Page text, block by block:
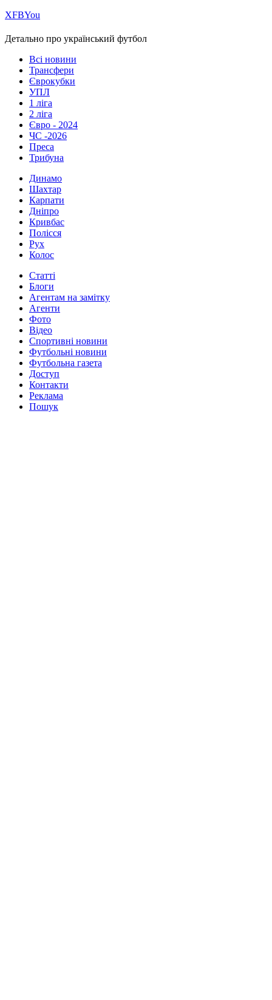
ХFBYou
Детально про український футбол
Всі новини
Трансфери
Єврокубки
УПЛ
1 ліга
2 ліга
Євро - 2024
ЧС -2026
Преса
Трибуна
Динамо
Шахтар
Карпати
Дніпро
Кривбас
Полісся
Рух
Колос
Статті
Блоги
Агентам на замітку
Агенти
Фото
Відео
Спортивні новини
Футбольні новини
Футбольна газета
Доступ
Контакти
Реклама
Пошук